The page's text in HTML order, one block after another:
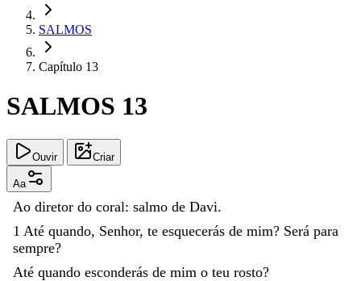
SALMOS
Capítulo 13
SALMOS 13
Ouvir Criar
Aa
Ao diretor do coral: salmo de Davi.
1 Até quando, Senhor, te esquecerás de mim? Será para
sempre?
Até quando esconderás de mim o teu rosto?